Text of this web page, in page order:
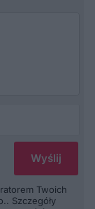
Twoich
Szczegóły